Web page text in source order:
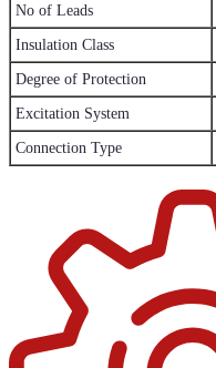
No of Leads
Insulation Class
Degree of Protection
Excitation System
Connection Type